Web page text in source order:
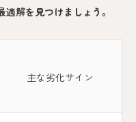
解を見つけましょう。
主な劣化サイン